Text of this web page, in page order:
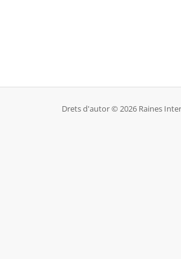
Drets d'autor © 2026 Raines